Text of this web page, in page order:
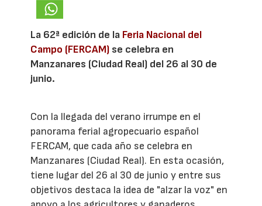
La 62ª edición de la Feria Nacional del
Campo (FERCAM) se celebra en
Manzanares (Ciudad Real) del 26 al 30 de
junio.
Con la llegada del verano irrumpe en el
panorama ferial agropecuario español
FERCAM, que cada año se celebra en
Manzanares (Ciudad Real). En esta ocasión,
tiene lugar del 26 al 30 de junio y entre sus
objetivos destaca la idea de "alzar la voz" en